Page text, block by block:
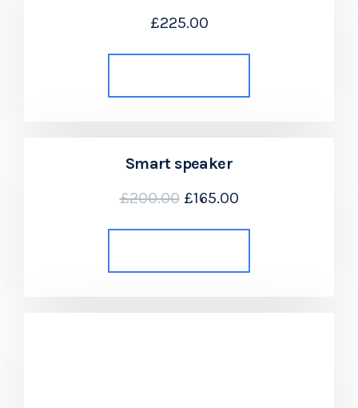
£225.00
Smart speaker
£200.00 £165.00